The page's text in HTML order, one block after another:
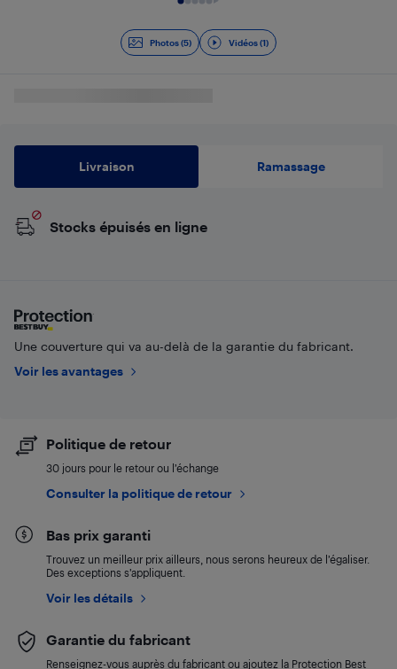
Photos (5) Vidéos (1)
Livraison Ramassage
Stocks épuisés en ligne
Une couverture qui va au-delà de la garantie du fabricant.
Voir les avantages
Politique de retour
30 jours pour le retour ou l’échange
Consulter la politique de retour
Bas prix garanti
Trouvez un meilleur prix ailleurs, nous serons heureux de l’égaliser.
Des exceptions s’appliquent.
Voir les détails
Garantie du fabricant
Renseignez-vous auprès du fabricant ou ajoutez la Protection Best